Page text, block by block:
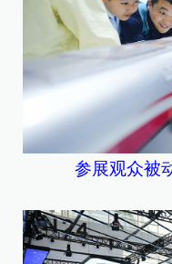
参展观众被